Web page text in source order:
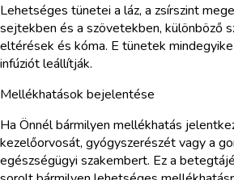
Lehetséges tünetei a láz, a zsírszint
sejtekben és a szövetekben, különböző
eltérések és kóma. E tünetek
infúziót leállítják.
Mellékhatások bejelentése
Ha Önnél bármilyen mellékhatás
kezelőorvosát, gyógyszerészét vagy a
egészségügyi szakembert. Ez a